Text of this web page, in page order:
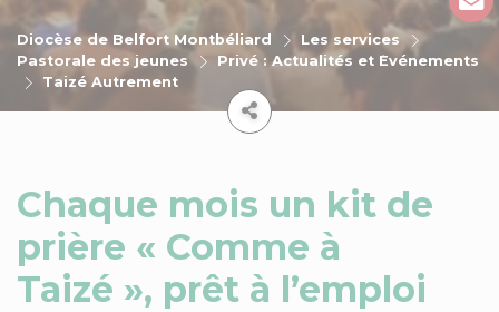
Diocèse de Belfort Montbéliard
Les services
Pastorale des jeunes
Privé : Actualités et Événements
Taizé Autrement
Chaque mois un kit de
prière « Comme à
Taizé », prêt à l’emploi